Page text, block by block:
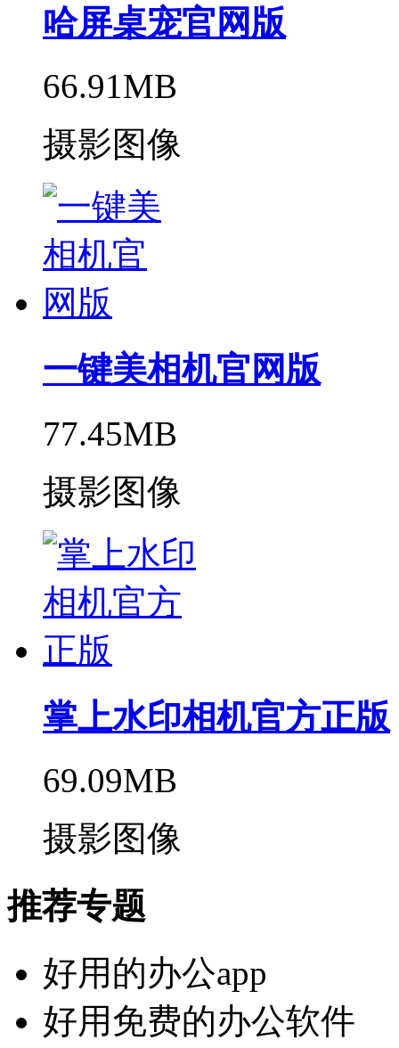
哈屏桌宠官网版
66.91MB
摄影图像
一键美相机官网版
77.45MB
摄影图像
掌上水印相机官方正版
69.09MB
摄影图像
推荐专题
好用的办公app
好用免费的办公软件